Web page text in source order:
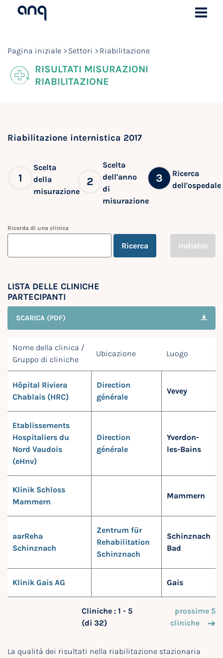
Pagina iniziale Settori Riabilitazione
RISULTATI MISURAZIONI
RIABILITAZIONE
Riabilitazione internistica 2017
1
Scelta
della
misurazione
2
Scelta
dell'anno
di
misurazione
3
Ricerca
dell'ospedale
Ricerda di una clinica
Ricerca Indietro
LISTA DELLE CLINICHE
PARTECIPANTI
SCARICA (PDF)
Nome della clinica /
Gruppo di cliniche
Ubicazione Luogo
Hôpital Riviera
Chablais (HRC)
Direction
générale
Vevey
Etablissements
Hospitaliers du
Nord Vaudois
(eHnv)
Direction
générale
Yverdon-
les-Bains
Klinik Schloss
Mammern
Mammern
aarReha
Schinznach
Zentrum für
Rehabilitation
Schinznach
Schinznach
Bad
Klinik Gais AG Gais
Cliniche : 1 - 5
(di 32)
prossime 5
cliniche
La qualità dei risultati nella riabilitazione stazionaria